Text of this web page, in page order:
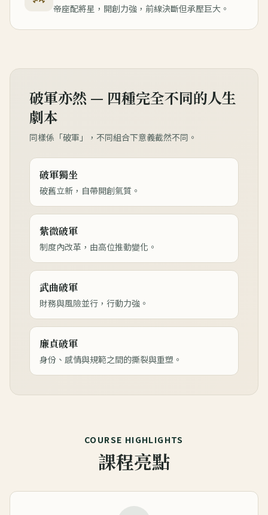
帝座配將星，開創力強，前線決斷但承壓巨大。
破軍亦然 — 四種完全不同的人生
劇本
同樣係「破軍」，不同組合下意義截然不同。
破軍獨坐
破舊立新，自帶開創氣質。
紫微破軍
制度內改革，由高位推動變化。
武曲破軍
財務與風險並行，行動力強。
廉貞破軍
身份、感情與規範之間的撕裂與重塑。
COURSE HIGHLIGHTS
課程亮點